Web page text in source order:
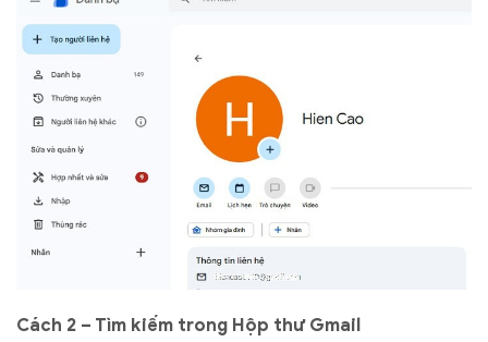
Cách 2 – Tìm kiếm trong Hộp thư Gmail